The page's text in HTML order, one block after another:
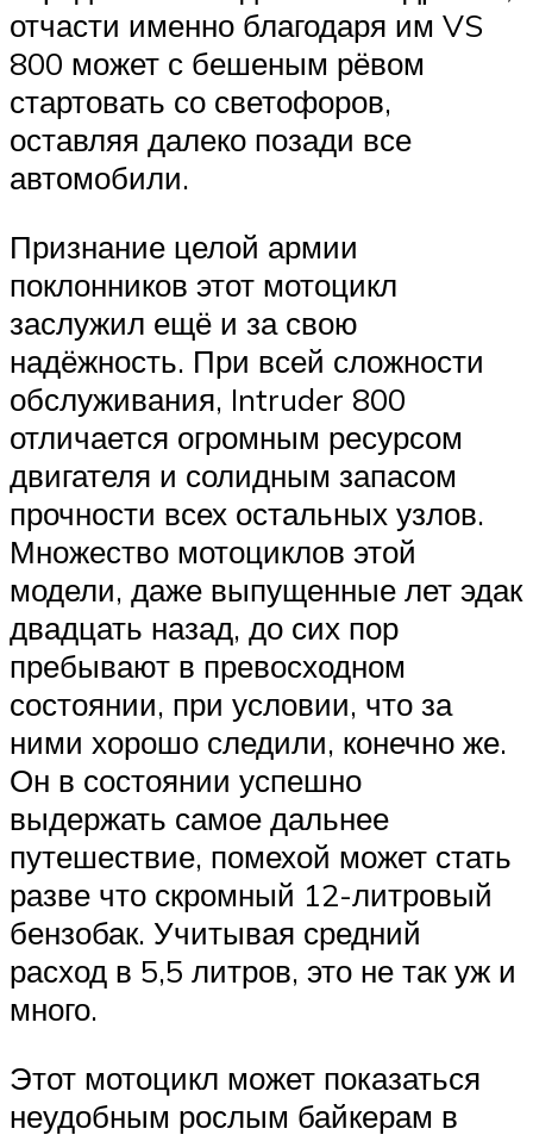
отчасти именно благодаря им VS
800 может с бешеным рёвом
стартовать со светофоров,
оставляя далеко позади все
автомобили.
Признание целой армии
поклонников этот мотоцикл
заслужил ещё и за свою
надёжность. При всей сложности
обслуживания, Intruder 800
отличается огромным ресурсом
двигателя и солидным запасом
прочности всех остальных узлов.
Множество мотоциклов этой
модели, даже выпущенные лет эдак
двадцать назад, до сих пор
пребывают в превосходном
состоянии, при условии, что за
ними хорошо следили, конечно же.
Он в состоянии успешно
выдержать самое дальнее
путешествие, помехой может стать
разве что скромный 12-литровый
бензобак. Учитывая средний
расход в 5,5 литров, это не так уж и
много.
Этот мотоцикл может показаться
неудобным рослым байкерам в